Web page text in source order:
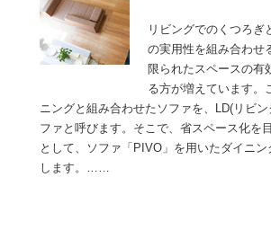
リビングでのくつろぎ
の実用性を組み合わせ
限られたスペースの有
る方が増えています。
ニングと組み合わせたソファを、LD(リビン
ファと呼びます。そこで、省スペース化を
として、ソファ「PIVO」を用いたダイニ
します。……